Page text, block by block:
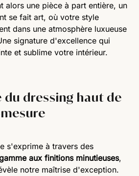
alors une pièce à part entière, un
se fait art, où votre style
dans une atmosphère luxueuse
signature d'excellence qui
et sublime votre intérieur.
du dressing haut de
s'exprime à travers des
aux finitions minutieuses,
notre maîtrise d'exception.